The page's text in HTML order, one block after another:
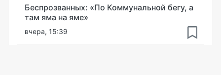
Беспрозванных: «По Коммунальной бегу, а
там яма на яме»
вчера, 15:39